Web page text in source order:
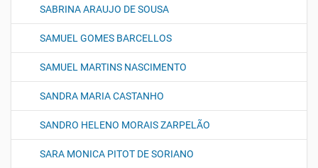
SABRINA ARAUJO DE SOUSA
SAMUEL GOMES BARCELLOS
SAMUEL MARTINS NASCIMENTO
SANDRA MARIA CASTANHO
SANDRO HELENO MORAIS ZARPELÃO
SARA MONICA PITOT DE SORIANO